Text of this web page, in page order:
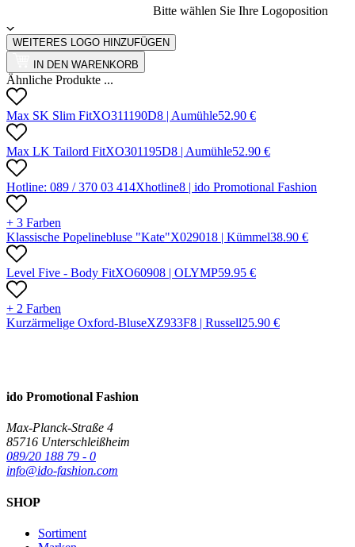
Bitte wählen Sie Ihre Logoposition
WEITERES LOGO HINZUFÜGEN
IN DEN WARENKORB
Ähnliche Produkte ...
Max SK Slim FitXO311190D8 | Aumühle52.90 €
Max LK Tailord FitXO301195D8 | Aumühle52.90 €
Hotline: 089 / 370 03 414Xhotline8 | ido Promotional Fashion
+ 3 Farben
Klassische Popelinebluse "Kate"X029018 | Kümmel38.90 €
Level Five - Body FitXO60908 | OLYMP59.95 €
+ 2 Farben
Kurzärmelige Oxford-BluseXZ933F8 | Russell25.90 €
ido Promotional Fashion
Max-Planck-Straße 4
85716 Unterschleißheim
089/20 188 79 - 0
info@ido-fashion.com
SHOP
Sortiment